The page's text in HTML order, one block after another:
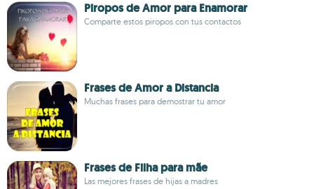
Piropos de Amor para Enamorar
Comparte estos piropos con tus contactos
Frases de Amor a Distancia
Muchas frases para demostrar tu amor
Frases de Filha para mãe
Las mejores frases de hijas a madres